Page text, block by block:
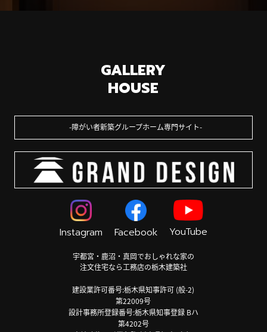
GALLERY
HOUSE
障がい者新築グループホーム専門サイト
Instagram Facebook YouTube
宇都宮・鹿沼・真岡でおしゃれな家の
注文住宅なら工務店の栃木建築社
建設業許可番号:栃木県知事許可 (般-2)
第22009号
設計事務所登録番号:栃木県知事登録 Bハ
第4202号